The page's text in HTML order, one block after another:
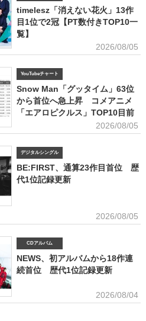
timelesz「消えない花火」13作
目1位で2冠【PT数付きTOP10一
覧】
2026/08/05
YouTubeチャート
Snow Man「グッタイム」63位
から首位へ急上昇 コメアニメ
「エアロピクルス」TOP10目前
2026/08/05
デジタルシングル
BE:FIRST、通算23作目首位 歴
代1位記録更新
2026/08/05
CDアルバム
NEWS、初アルバムから18作連
続首位 歴代1位記録更新
2026/08/04